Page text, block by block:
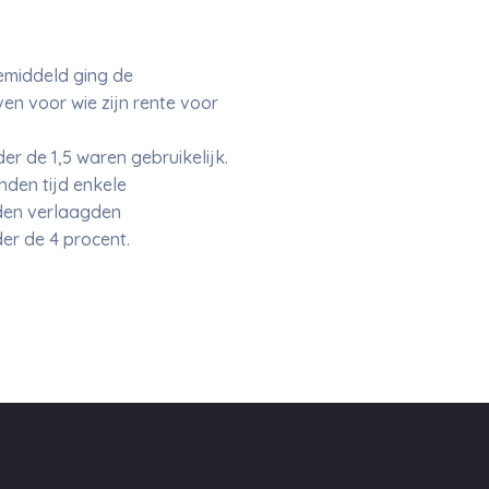
ging de
voor wie zijn rente voor
de 1,5 waren gebruikelijk.
tijd enkele
verlaagden
de 4 procent.